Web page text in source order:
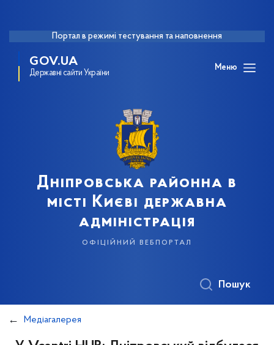
Портал в режимі тестування та наповнення
GOV.UA
Державні сайти України
Меню
Дніпровська районна в
місті Києві державна
адміністрація
офіційний вебпортал
Пошук
Медіагалерея